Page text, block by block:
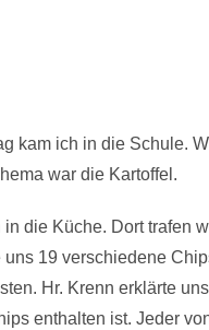
kam ich in die Schule.
war die Kartoffel.
die Küche. Dort trafen
uns 19 verschiedene
Hr. Krenn erklärte
enthalten ist. Jeder